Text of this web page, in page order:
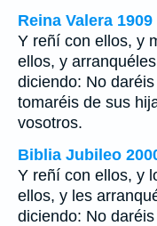
Reina Valera 1909
Y reñí con ellos, y
ellos, y
diciendo: No
tomaréis de sus
vosotros.
Biblia Jubileo
Y reñí con ellos, y
ellos, y les
diciendo: No